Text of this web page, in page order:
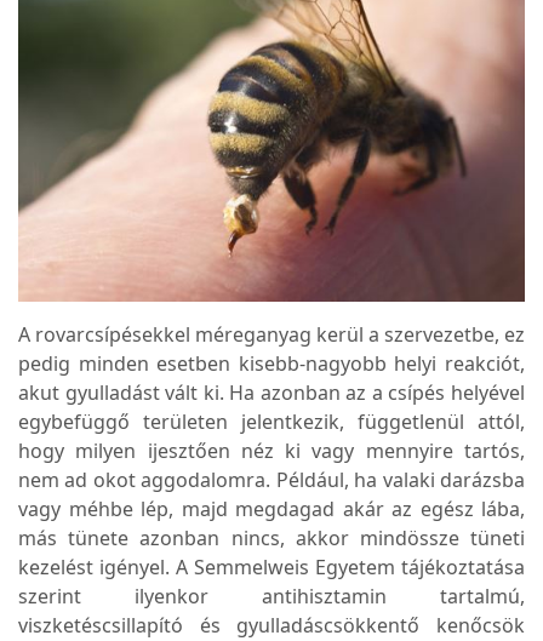
A rovarcsípésekkel méreganyag kerül a szervezetbe, ez
pedig minden esetben kisebb-nagyobb helyi reakciót,
akut gyulladást vált ki. Ha azonban az a csípés helyével
egybefüggő területen jelentkezik, függetlenül attól,
hogy milyen ijesztően néz ki vagy mennyire tartós,
nem ad okot aggodalomra. Például, ha valaki darázsba
vagy méhbe lép, majd megdagad akár az egész lába,
más tünete azonban nincs, akkor mindössze tüneti
kezelést igényel. A Semmelweis Egyetem tájékoztatása
szerint ilyenkor antihisztamin tartalmú,
viszketéscsillapító és gyulladáscsökkentő kenőcsök